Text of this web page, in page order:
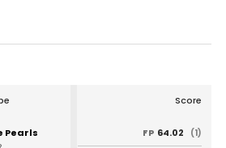
Score
Pearls
FP 64.02 (1)